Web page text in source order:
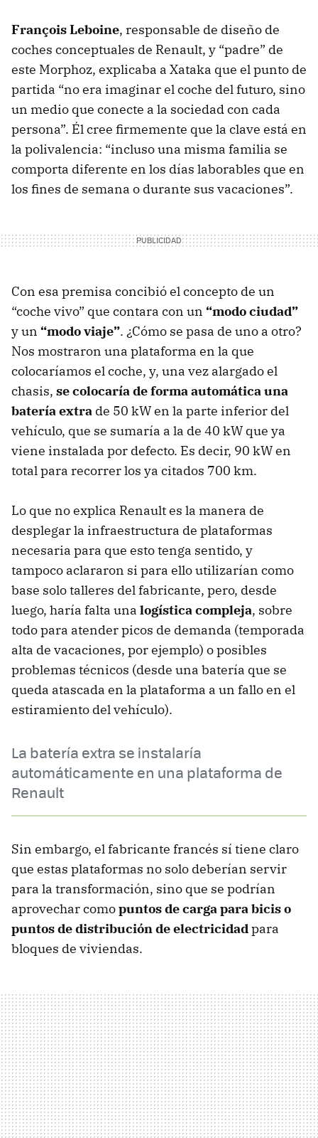
François Leboine, responsable de diseño de
coches conceptuales de Renault, y “padre” de
este Morphoz, explicaba a Xataka que el punto de
partida “no era imaginar el coche del futuro, sino
un medio que conecte a la sociedad con cada
persona”. Él cree firmemente que la clave está en
la polivalencia: “incluso una misma familia se
comporta diferente en los días laborables que en
los fines de semana o durante sus vacaciones”.
Con esa premisa concibió el concepto de un
“coche vivo” que contara con un “modo ciudad”
y un “modo viaje”. ¿Cómo se pasa de uno a otro?
Nos mostraron una plataforma en la que
colocaríamos el coche, y, una vez alargado el
chasis, se colocaría de forma automática una
batería extra de 50 kW en la parte inferior del
vehículo, que se sumaría a la de 40 kW que ya
viene instalada por defecto. Es decir, 90 kW en
total para recorrer los ya citados 700 km.
Lo que no explica Renault es la manera de
desplegar la infraestructura de plataformas
necesaria para que esto tenga sentido, y
tampoco aclararon si para ello utilizarían como
base solo talleres del fabricante, pero, desde
luego, haría falta una logística compleja, sobre
todo para atender picos de demanda (temporada
alta de vacaciones, por ejemplo) o posibles
problemas técnicos (desde una batería que se
queda atascada en la plataforma a un fallo en el
estiramiento del vehículo).
La batería extra se instalaría
automáticamente en una plataforma de
Renault
Sin embargo, el fabricante francés sí tiene claro
que estas plataformas no solo deberían servir
para la transformación, sino que se podrían
aprovechar comopuntos de carga para bicis o
puntos de distribución de electricidadpara
bloques de viviendas.